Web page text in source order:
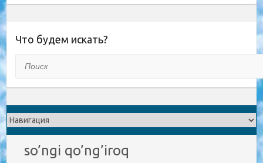
Что будем искать?
so’ngi qo’ng’iroq